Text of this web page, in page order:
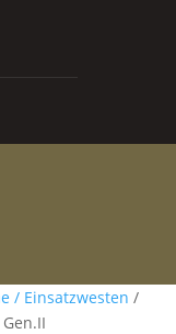
/ Einsatzwesten /